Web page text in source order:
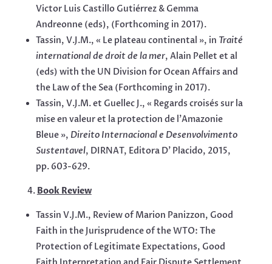
Victor Luis Castillo Gutiérrez & Gemma
Andreonne (eds), (Forthcoming in 2017).
Tassin, V.J.M., « Le plateau continental », in Traité
international de droit de la mer, Alain Pellet et al
(eds) with the UN Division for Ocean Affairs and
the Law of the Sea (Forthcoming in 2017).
Tassin, V.J.M. et Guellec J., « Regards croisés sur la
mise en valeur et la protection de l’Amazonie
Bleue », Direito Internacional e Desenvolvimento
Sustentavel, DIRNAT, Editora D’ Placido, 2015,
pp. 603-629.
Book Review
Tassin V.J.M., Review of Marion Panizzon, Good
Faith in the Jurisprudence of the WTO: The
Protection of Legitimate Expectations, Good